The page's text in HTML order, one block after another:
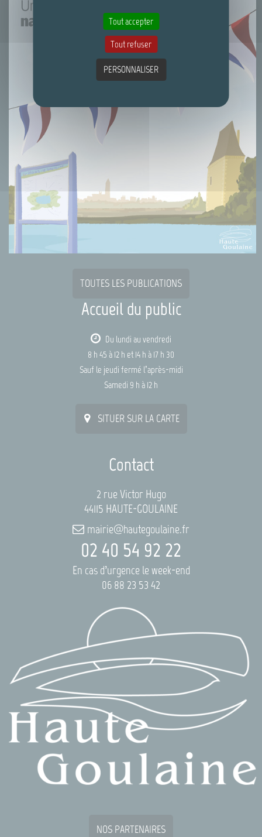
TOUTES LES PUBLICATIONS
Accueil du public
Du lundi au vendredi
8 h 45 à 12 h et 14 h à 17 h 30
Sauf le jeudi fermé l’après-midi
Samedi 9 h à 12 h
SITUER SUR LA CARTE
Contact
2 rue Victor Hugo
44115 HAUTE-GOULAINE
mairie@hautegoulaine.fr
02 40 54 92 22
En cas d’urgence le week-end
06 88 23 53 42
NOS PARTENAIRES
Tout accepter
Tout refuser
PERSONNALISER